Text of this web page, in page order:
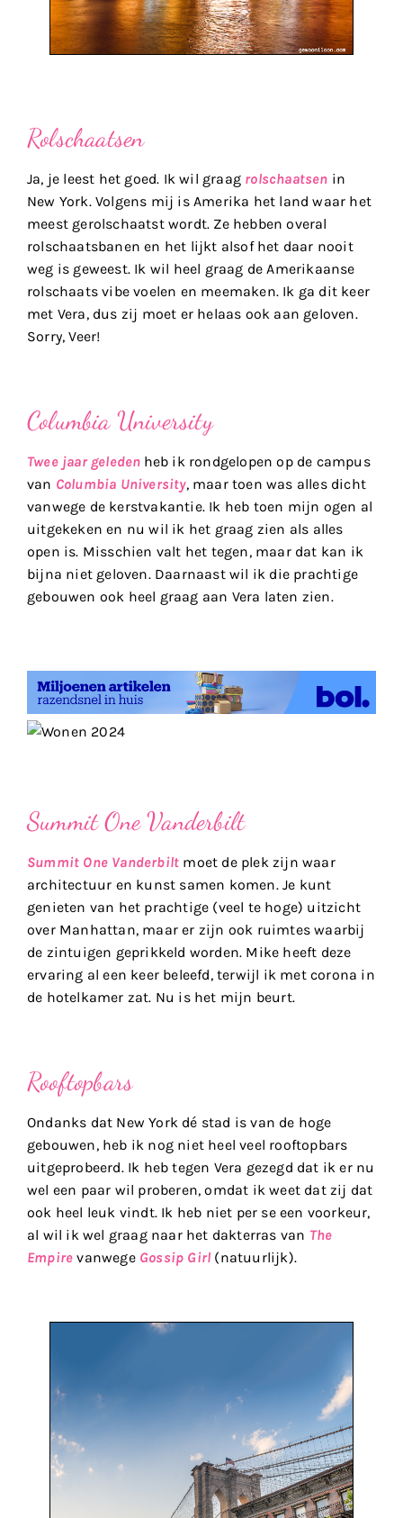
Rolschaatsen
Ja, je leest het goed. Ik wil graag rolschaatsen in
New York. Volgens mij is Amerika het land waar het
meest gerolschaatst wordt. Ze hebben overal
rolschaatsbanen en het lijkt alsof het daar nooit
weg is geweest. Ik wil heel graag de Amerikaanse
rolschaats vibe voelen en meemaken. Ik ga dit keer
met Vera, dus zij moet er helaas ook aan geloven.
Sorry, Veer!
Columbia University
Twee jaar geleden heb ik rondgelopen op de campus
van Columbia University, maar toen was alles dicht
vanwege de kerstvakantie. Ik heb toen mijn ogen al
uitgekeken en nu wil ik het graag zien als alles
open is. Misschien valt het tegen, maar dat kan ik
bijna niet geloven. Daarnaast wil ik die prachtige
gebouwen ook heel graag aan Vera laten zien.
Summit One Vanderbilt
Summit One Vanderbilt moet de plek zijn waar
architectuur en kunst samen komen. Je kunt
genieten van het prachtige (veel te hoge) uitzicht
over Manhattan, maar er zijn ook ruimtes waarbij
de zintuigen geprikkeld worden. Mike heeft deze
ervaring al een keer beleefd, terwijl ik met corona in
de hotelkamer zat. Nu is het mijn beurt.
Rooftopbars
Ondanks dat New York dé stad is van de hoge
gebouwen, heb ik nog niet heel veel rooftopbars
uitgeprobeerd. Ik heb tegen Vera gezegd dat ik er nu
wel een paar wil proberen, omdat ik weet dat zij dat
ook heel leuk vindt. Ik heb niet per se een voorkeur,
al wil ik wel graag naar het dakterras van The
Empire vanwege Gossip Girl (natuurlijk).